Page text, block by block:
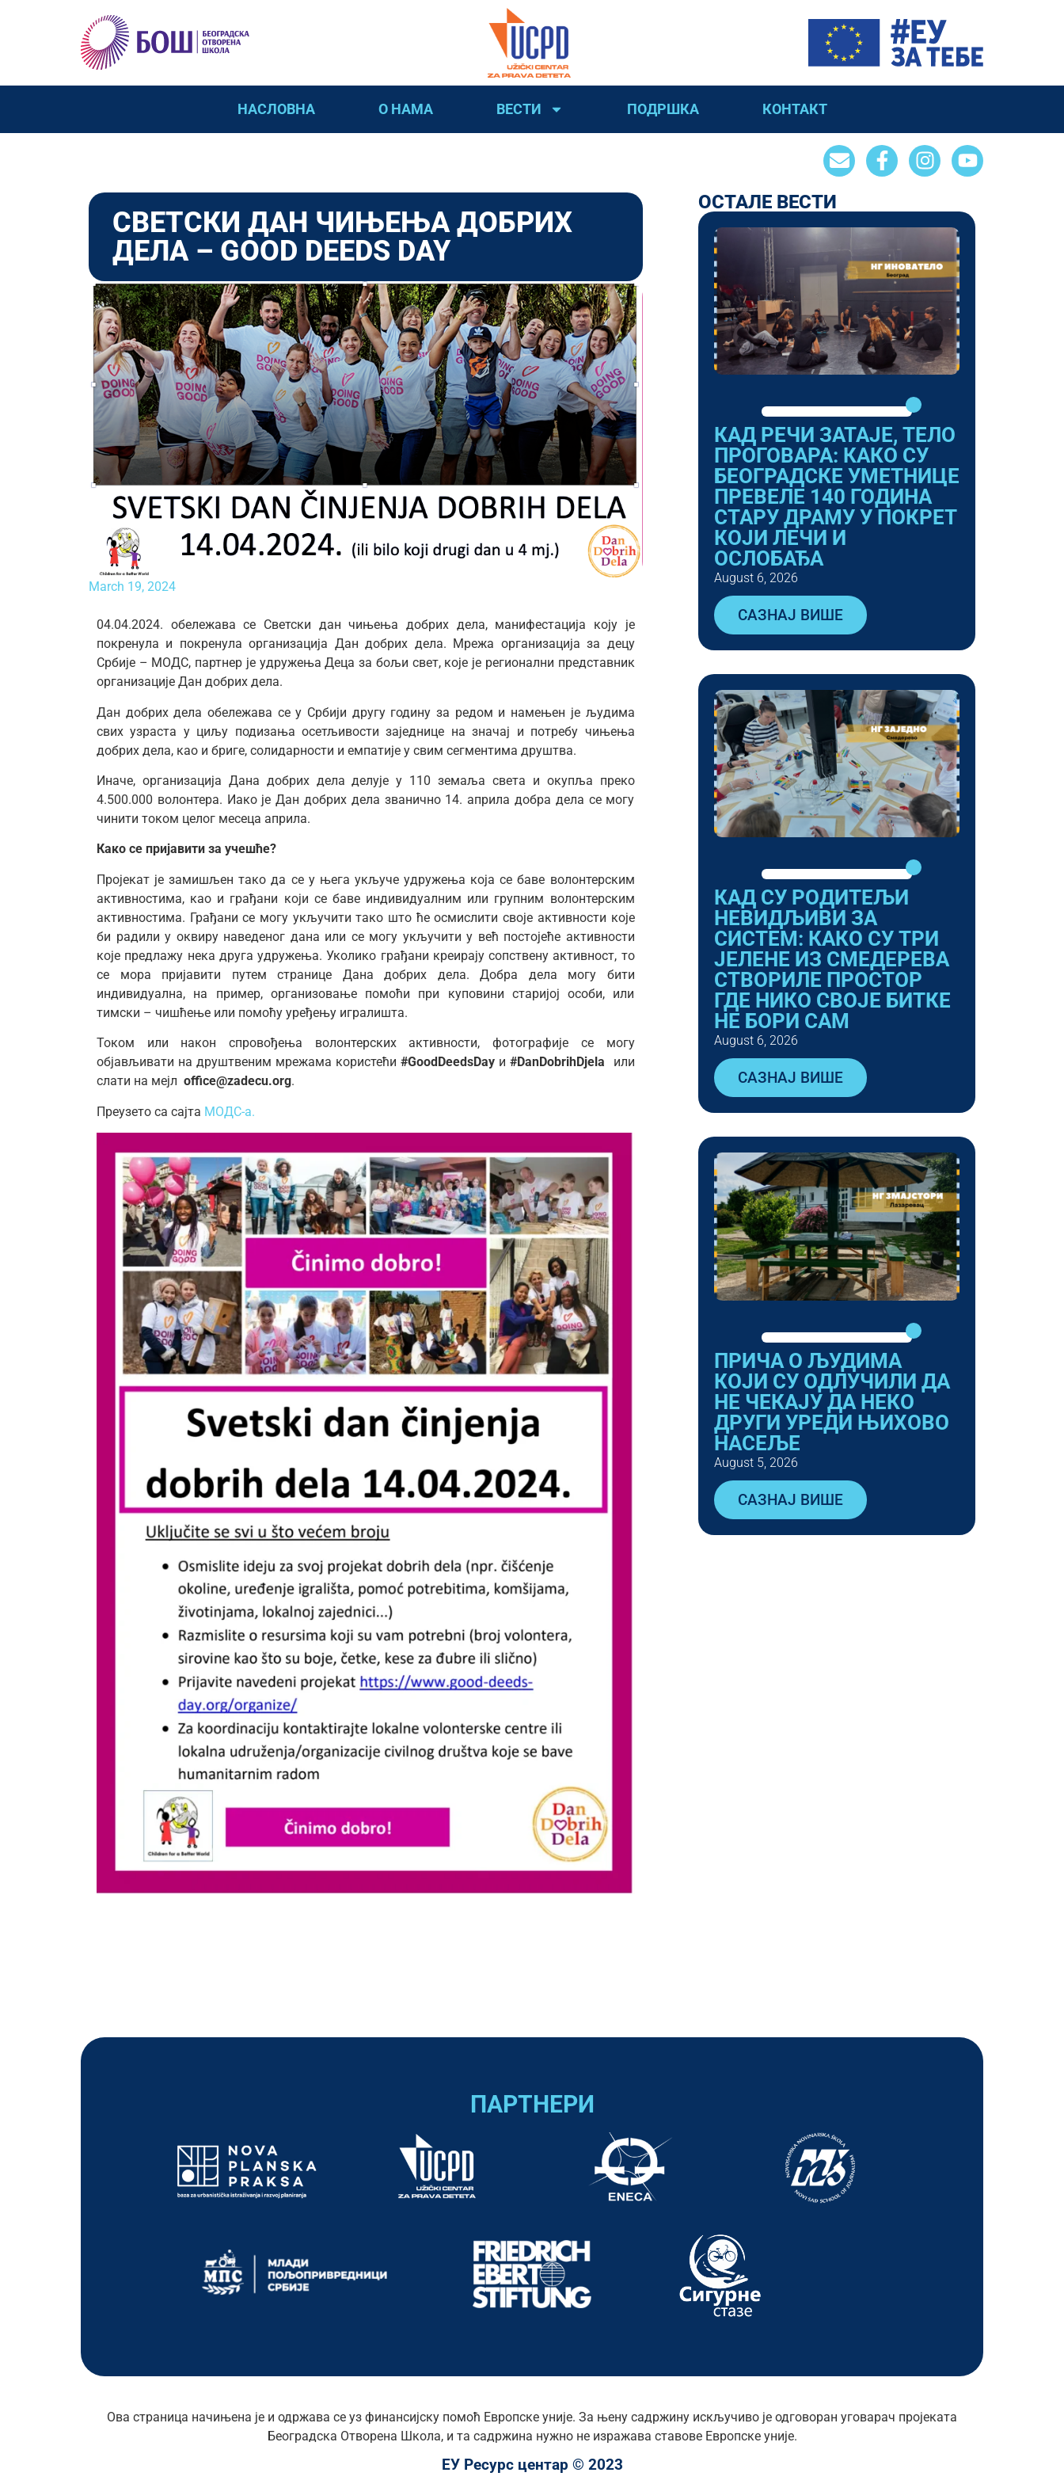
НАСЛОВНА О НАМА ВЕСТИ ПОДРШКА КОНТАКТ
СВЕТСКИ ДАН ЧИЊЕЊА ДОБРИХ
ДЕЛА – GOOD DEEDS DAY
March 19, 2024
04.04.2024. обележава се Светски дан чињења добрих дела, манифестација коју је
покренула и покренула организација Дан добрих дела. Мрежа организација за децу
Србије – МОДС, партнер је удружења Деца за бољи свет, које је регионални представник
организације Дан добрих дела.
Дан добрих дела обележава се у Србији другу годину за редом и намењен је људима
свих узраста у циљу подизања осетљивости заједнице на значај и потребу чињења
добрих дела, као и бриге, солидарности и емпатије у свим сегментима друштва.
Иначе, организација Дана добрих дела делује у 110 земаља света и окупља преко
4.500.000 волонтера. Иако је Дан добрих дела званично 14. априла добра дела се могу
чинити током целог месеца априла.
Како се пријавити за учешће?
Пројекат је замишљен тако да се у њега укључе удружења која се баве волонтерским
активностима, као и грађани који се баве индивидуалним или групним волонтерским
активностима. Грађани се могу укључити тако што ће осмислити своје активности које
би радили у оквиру наведеног дана или се могу укључити у већ постојеће активности
које предлажу нека друга удружења. Уколико грађани креирају сопствену активност, то
се мора пријавити путем странице Дана добрих дела. Добра дела могу бити
индивидуална, на пример, организовање помоћи при куповини старијој особи, или
тимски – чишћење или помоћу уређењу игралишта.
Током или након спровођења волонтерских активности, фотографије се могу
објављивати на друштвеним мрежама користећи#GoodDeedsDay и#DanDobrihDjela или
слати на мејл office@zadecu.org.
Преузето са сајта МОДС-а.
ОСТАЛЕ ВЕСТИ
КАД РЕЧИ ЗАТАЈЕ, ТЕЛО
ПРОГОВАРА: КАКО СУ
БЕОГРАДСКЕ УМЕТНИЦЕ
ПРЕВЕЛЕ 140 ГОДИНА
СТАРУ ДРАМУ У ПОКРЕТ
КОЈИ ЛЕЧИ И
ОСЛОБАЂА
August 6, 2026
САЗНАЈ ВИШЕ
КАД СУ РОДИТЕЉИ
НЕВИДЉИВИ ЗА
СИСТЕМ: КАКО СУ ТРИ
ЈЕЛЕНЕ ИЗ СМЕДЕРЕВА
СТВОРИЛЕ ПРОСТОР
ГДЕ НИКО СВОЈЕ БИТКЕ
НЕ БОРИ САМ
August 6, 2026
САЗНАЈ ВИШЕ
ПРИЧА О ЉУДИМА
КОЈИ СУ ОДЛУЧИЛИ ДА
НЕ ЧЕКАЈУ ДА НЕКО
ДРУГИ УРЕДИ ЊИХОВО
НАСЕЉЕ
August 5, 2026
САЗНАЈ ВИШЕ
ПАРТНЕРИ
Ова страница начињена је и одржава се уз финансијску помоћ Европске уније. За њену садржину искључиво је одговоран уговарач пројеката
Београдска Отворена Школа, и та садржина нужно не изражава ставове Европске уније.
ЕУ Ресурс центар © 2023